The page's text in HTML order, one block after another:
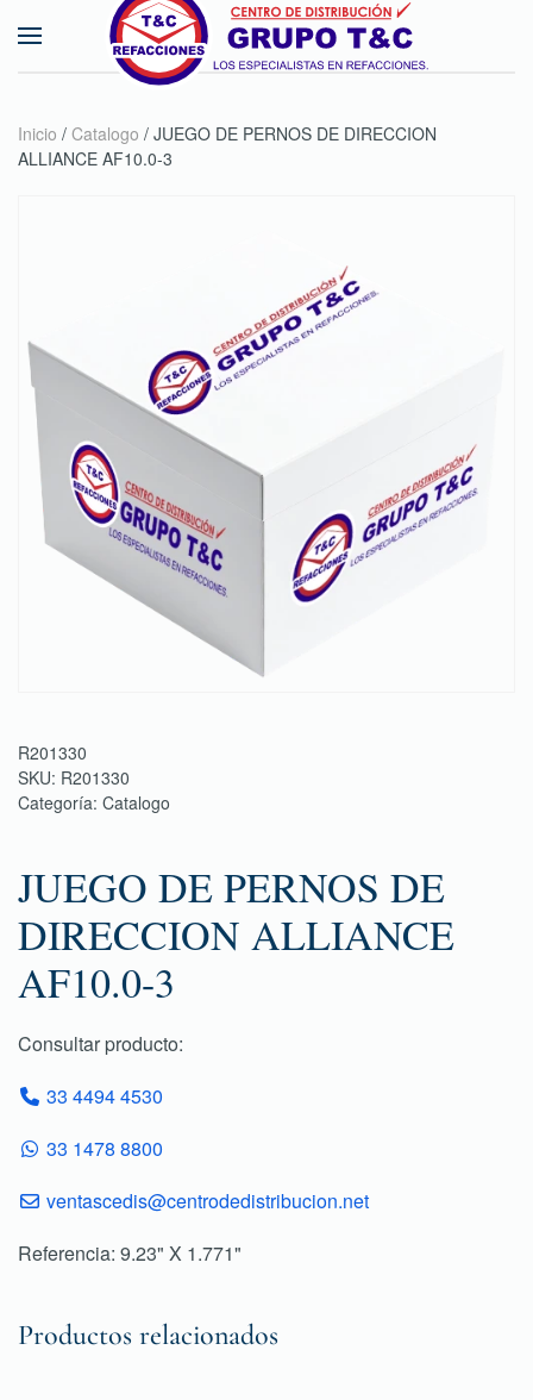
Skip to main content
Inicio / Catalogo / JUEGO DE PERNOS DE DIRECCION
ALLIANCE AF10.0-3
R201330
SKU: R201330
Categoría: Catalogo
JUEGO DE PERNOS DE
DIRECCION ALLIANCE
AF10.0-3
Consultar producto:
33 4494 4530
33 1478 8800
ventascedis@centrodedistribucion.net
Referencia: 9.23" X 1.771"
Productos relacionados